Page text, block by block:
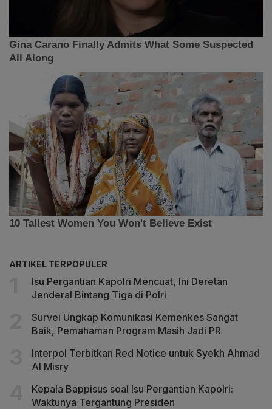
ARTIKEL TERPOPULER
Isu Pergantian Kapolri Mencuat, Ini Deretan
Jenderal Bintang Tiga di Polri
Survei Ungkap Komunikasi Kemenkes Sangat
Baik, Pemahaman Program Masih Jadi PR
Interpol Terbitkan Red Notice untuk Syekh Ahmad
Al Misry
Kepala Bappisus soal Isu Pergantian Kapolri:
Waktunya Tergantung Presiden